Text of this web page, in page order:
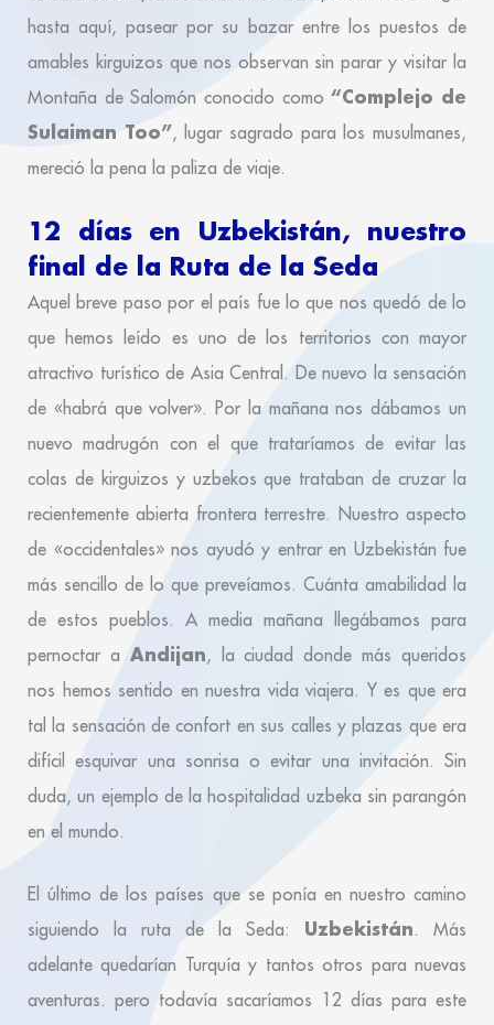
hasta aquí, pasear por su bazar entre los puestos de
amables kirguizos que nos observan sin parar y visitar la
Montaña de Salomón conocido como“Complejo de
Sulaiman Too”, lugar sagrado para los musulmanes,
mereció la pena la paliza de viaje.
12 días en Uzbekistán, nuestro
final de la Ruta de la Seda
Aquel breve paso por el país fue lo que nos quedó de lo
que hemos leído es uno de los territorios con mayor
atractivo turístico de Asia Central. De nuevo la sensación
de «habrá que volver». Por la mañana nos dábamos un
nuevo madrugón con el que trataríamos de evitar las
colas de kirguizos y uzbekos que trataban de cruzar la
recientemente abierta frontera terrestre. Nuestro aspecto
de «occidentales» nos ayudó y entrar en Uzbekistán fue
más sencillo de lo que preveíamos. Cuánta amabilidad la
de estos pueblos. A media mañana llegábamos para
pernoctar a Andijan, la ciudad donde más queridos
nos hemos sentido en nuestra vida viajera. Y es que era
tal la sensación de confort en sus calles y plazas que era
difícil esquivar una sonrisa o evitar una invitación. Sin
duda, un ejemplo de la hospitalidad uzbeka sin parangón
en el mundo.
El último de los países que se ponía en nuestro camino
siguiendo la ruta de la Seda: Uzbekistán. Más
adelante quedarían Turquía y tantos otros para nuevas
aventuras. pero todavía sacaríamos 12 días para este